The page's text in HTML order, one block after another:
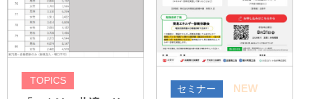
TOPICS
セミナー
NEW